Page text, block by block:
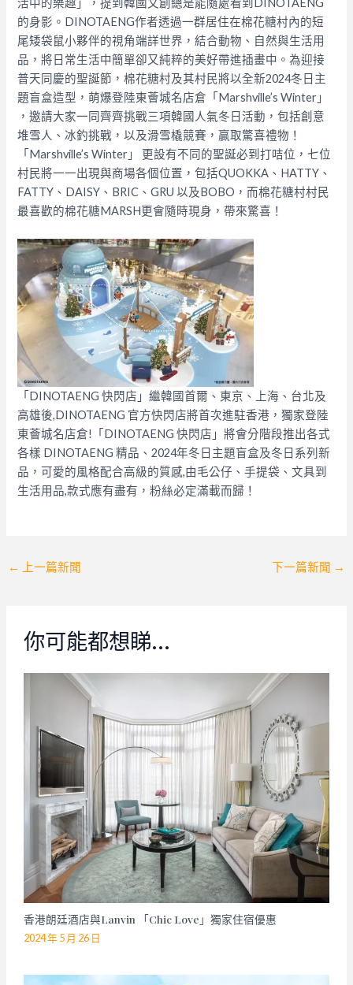
的身影。DINOTAENG作者透過一群居住在棉花糖村內的短
尾矮袋⿏⼩夥伴的視⻆端詳世界，結合動物、⾃然與⽣活⽤
品，將日常生活中簡單卻⼜純粹的美好帶進插畫中。為迎接
普天同慶的聖誕節，棉花糖村及其村民將以全新2024冬日主
題盲盒造型，萌爆登陸東薈城名店倉「Marshville’s Winter」
，邀請大家一同齊齊挑戰三項韓國人氣冬日活動，包括創意
堆雪人、冰釣挑戰，以及滑雪橇競賽，贏取驚喜禮物！
「Marshville’s Winter」 更設有不同的聖誕必到打咭位，七位
村民將一一出現與商場各個位置，包括QUOKKA、HATTY、
FATTY、DAISY、BRIC、GRU 以及BOBO，而棉花糖村村民
最喜歡的棉花糖MARSH更會隨時現身，帶來驚喜！
「DINOTAENG 快閃店」繼韓國首爾、東京、上海、台北及
高雄後,DINOTAENG 官方快閃店將首次進駐香港，獨家登陸
東薈城名店倉!「DINOTAENG 快閃店」將會分階段推出各式
各樣 DINOTAENG 精品、2024年冬日主題盲盒及冬日系列新
品，可愛的風格配合高級的質感,由毛公仔、手提袋、文具到
生活用品,款式應有盡有，粉絲必定滿載而歸！
Post
← 上一篇新聞 下一篇新聞 →
你可能都想睇…
香港朗廷酒店與Lanvin 「Chic Love」獨家住宿優惠
2024 年 5 月 26 日